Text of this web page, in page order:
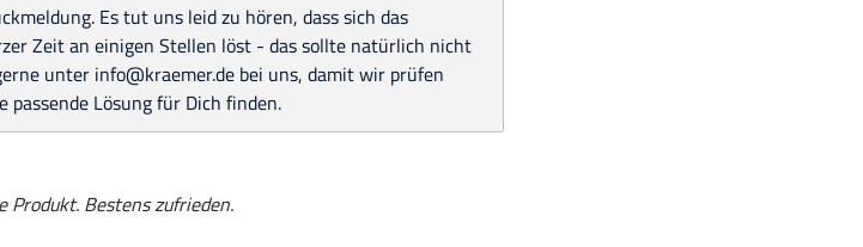
Es tut uns leid zu hören, dass sich das
Zeit an einigen Stellen löst - das sollte natürlich nicht
unter info@kraemer.de bei uns, damit wir prüfen
Lösung für Dich finden.
Produkt. Bestens zufrieden.